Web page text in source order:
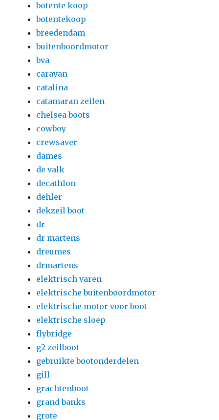
botente koop
botentekoop
breedendam
buitenboordmotor
bva
caravan
catalina
catamaran zeilen
chelsea boots
cowboy
crewsaver
dames
de valk
decathlon
dehler
dekzeil boot
dr
dr martens
dreumes
drmartens
elektrisch varen
elektrische buitenboordmotor
elektrische motor voor boot
elektrische sloep
flybridge
g2 zeilboot
gebruikte bootonderdelen
gill
grachtenboot
grand banks
grote